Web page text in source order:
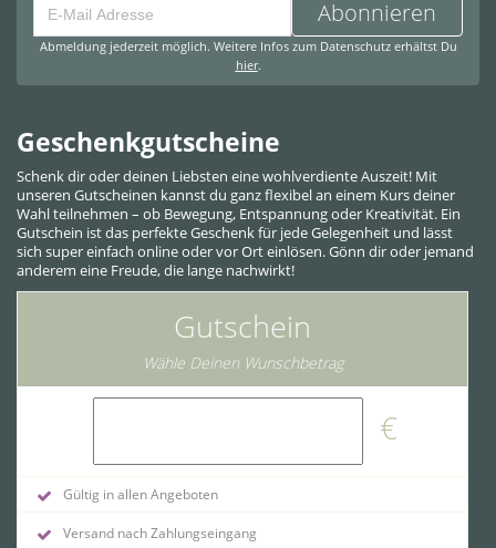
Abonnieren
Abmeldung jederzeit möglich. Weitere Infos zum Datenschutz erhältst Du
hier.
Geschenkgutscheine
Schenk dir oder deinen Liebsten eine wohlverdiente Auszeit! Mit
unseren Gutscheinen kannst du ganz flexibel an einem Kurs deiner
Wahl teilnehmen – ob Bewegung, Entspannung oder Kreativität. Ein
Gutschein ist das perfekte Geschenk für jede Gelegenheit und lässt
sich super einfach online oder vor Ort einlösen. Gönn dir oder jemand
anderem eine Freude, die lange nachwirkt!
Gutschein
Wähle Deinen Wunschbetrag
€
Gültig in allen Angeboten
Versand nach Zahlungseingang